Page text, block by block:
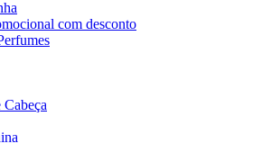
com desconto
Cabeça